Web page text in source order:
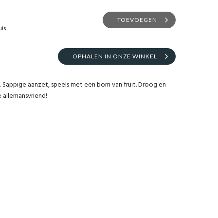
TOEVOEGEN
OPHALEN IN ONZE WINKEL
aanzet, speels met een bom van fruit. Droog en